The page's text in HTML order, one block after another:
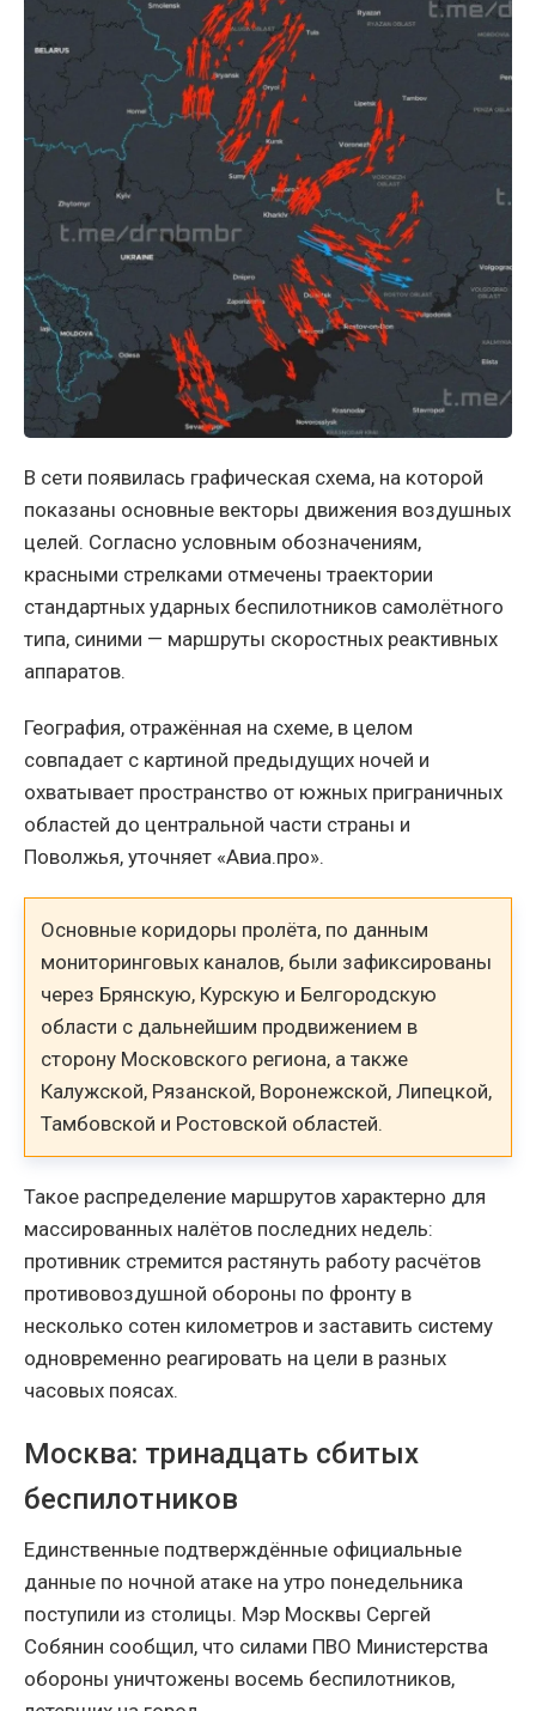
В сети появилась графическая схема, на которой
показаны основные векторы движения воздушных
целей. Согласно условным обозначениям,
красными стрелками отмечены траектории
стандартных ударных беспилотников самолётного
типа, синими — маршруты скоростных реактивных
аппаратов.
География, отражённая на схеме, в целом
совпадает с картиной предыдущих ночей и
охватывает пространство от южных приграничных
областей до центральной части страны и
Поволжья, уточняет «Авиа.про».
Основные коридоры пролёта, по данным
мониторинговых каналов, были зафиксированы
через Брянскую, Курскую и Белгородскую
области с дальнейшим продвижением в
сторону Московского региона, а также
Калужской, Рязанской, Воронежской, Липецкой,
Тамбовской и Ростовской областей.
Такое распределение маршрутов характерно для
массированных налётов последних недель:
противник стремится растянуть работу расчётов
противовоздушной обороны по фронту в
несколько сотен километров и заставить систему
одновременно реагировать на цели в разных
часовых поясах.
Москва: тринадцать сбитых
беспилотников
Единственные подтверждённые официальные
данные по ночной атаке на утро понедельника
поступили из столицы. Мэр Москвы Сергей
Собянин сообщил, что силами ПВО Министерства
обороны уничтожены восемь беспилотников,